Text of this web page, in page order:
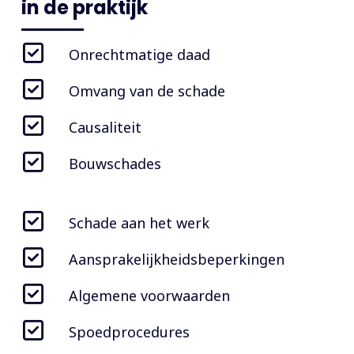
in de praktijk
Onrechtmatige daad
Omvang van de schade
Causaliteit
Bouwschades
Schade aan het werk
Aansprakelijkheidsbeperkingen
Algemene voorwaarden
Spoedprocedures